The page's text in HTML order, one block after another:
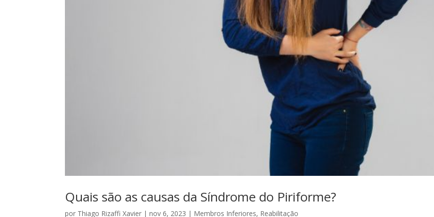
Quais são as causas da Síndrome do Piriforme?
por Thiago Rizaffi Xavier |nov 6, 2023 | Membros Inferiores, Reabilitação